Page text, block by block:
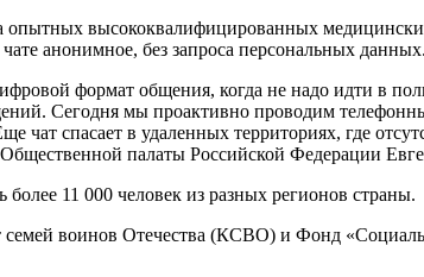
опытных высококвалифицированных
анонимное, без запроса персональных
формат общения, когда не надо идти в
Сегодня мы проактивно проводим
чат спасает в удаленных территориях, где
Общественной палаты Российской Федерации
11 000 человек из разных регионов страны.
воинов Отечества (КСВО) и Фонд